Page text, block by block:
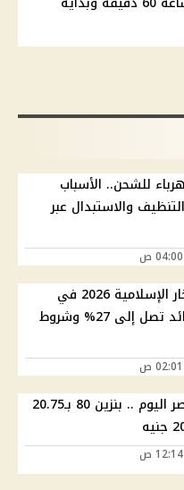
للشحن.. الأسباب
والاستبدال عبر
أفضل شهادات الادخار الإسلامية 2026 في
البنوك المصرية.. عوائد تصل إلى 27% وشروط
أسعار الوقود في مصر اليوم .. بنزين 80 بـ20.75